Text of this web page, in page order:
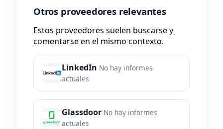
Otros proveedores relevantes
Estos proveedores suelen buscarse y
comentarse en el mismo contexto.
LinkedIn No hay informes
actuales
Glassdoor No hay informes
actuales